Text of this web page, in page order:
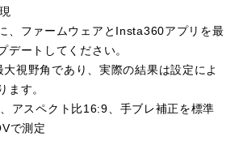
、ファームウェアとInsta360アプリを最
デートしてください。
視野角であり、実際の結果は設定によ
ます。
アスペクト比16:9、手ブレ補正を標準
で測定